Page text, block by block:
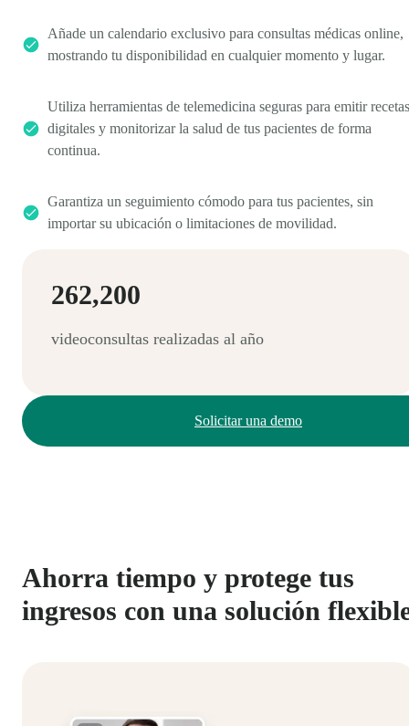
Añade un calendario exclusivo para consultas médicas online,
mostrando tu disponibilidad en cualquier momento y lugar.
Utiliza herramientas de telemedicina seguras para emitir recetas
digitales y monitorizar la salud de tus pacientes de forma
continua.
Garantiza un seguimiento cómodo para tus pacientes, sin
importar su ubicación o limitaciones de movilidad.
262,200
videoconsultas realizadas al año
Solicitar una demo
Ahorra tiempo y protege tus
ingresos con una solución